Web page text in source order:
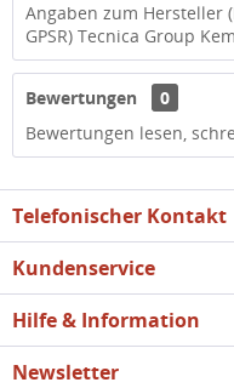
Angaben zum Hersteller
GPSR) Tecnica Group
Bewertungen
0
Bewertungen lesen,
Telefonischer Kontakt
Kundenservice
Hilfe & Information
Newsletter